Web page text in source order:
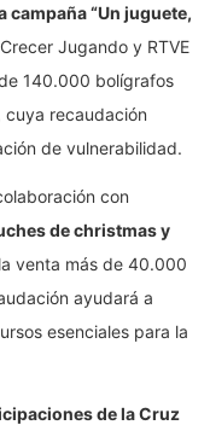
“Un juguete,
Jugando y RTVE
140.000 bolígrafos
recaudación
de vulnerabilidad.
con
de christmas y
venta más de 40.000
ayudará a
esenciales para la
de la Cruz